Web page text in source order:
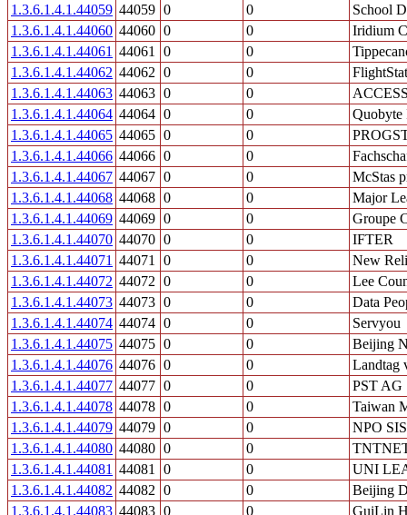
1.3.6.1.4.1.44059 44059 0 0
School
1.3.6.1.4.1.44060 44060 0 0
Iridium
1.3.6.1.4.1.44061 44061 0 0
1.3.6.1.4.1.44062 44062 0 0
1.3.6.1.4.1.44063 44063 0 0
1.3.6.1.4.1.44064 44064 0 0
Quobyte
1.3.6.1.4.1.44065 44065 0 0
1.3.6.1.4.1.44066 44066 0 0
1.3.6.1.4.1.44067 44067 0 0
McStas
1.3.6.1.4.1.44068 44068 0 0
Major
1.3.6.1.4.1.44069 44069 0 0
Groupe
1.3.6.1.4.1.44070 44070 0 0
IFTER
1.3.6.1.4.1.44071 44071 0 0
New
1.3.6.1.4.1.44072 44072 0 0
Lee
1.3.6.1.4.1.44073 44073 0 0
Data
1.3.6.1.4.1.44074 44074 0 0
Servyou
1.3.6.1.4.1.44075 44075 0 0
Beijing
1.3.6.1.4.1.44076 44076 0 0
Landtag
1.3.6.1.4.1.44077 44077 0 0
PST AG
1.3.6.1.4.1.44078 44078 0 0
Taiwan
1.3.6.1.4.1.44079 44079 0 0
NPO
1.3.6.1.4.1.44080 44080 0 0
1.3.6.1.4.1.44081 44081 0 0
UNI
1.3.6.1.4.1.44082 44082 0 0
Beijing
1.3.6.1.4.1.44083 44083 0 0
GuiLin